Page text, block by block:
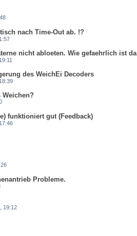
nach Time-Out ab. !?
nicht abloeten. Wie gefaehrlich ist
des WeichEi Decoders
funktioniert gut (Feedback)
Probleme.
19:12